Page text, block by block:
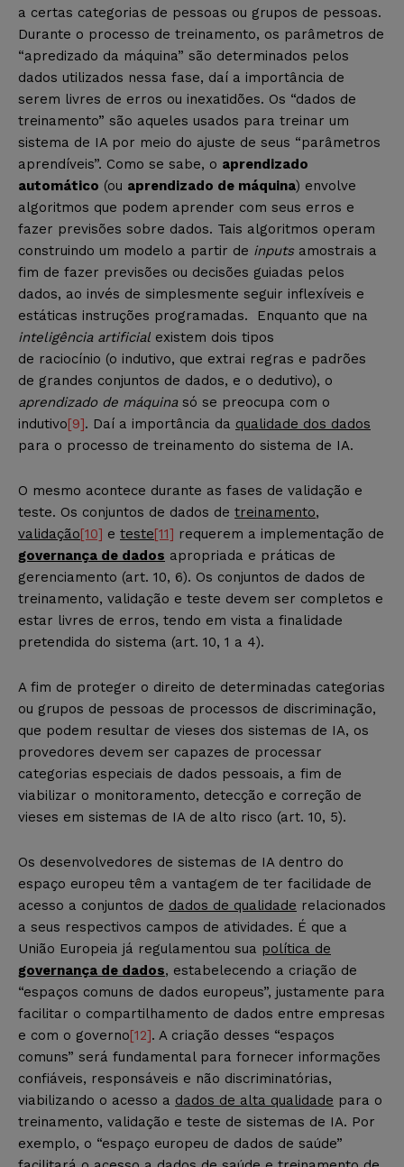
a certas categorias de pessoas ou grupos de pessoas.
Durante o processo de treinamento, os parâmetros de
“apredizado da máquina” são determinados pelos
dados utilizados nessa fase, daí a importância de
serem livres de erros ou inexatidões. Os “dados de
treinamento” são aqueles usados para treinar um
sistema de IA por meio do ajuste de seus “parâmetros
aprendíveis”. Como se sabe, o aprendizado
automático (ou aprendizado de máquina) envolve
algoritmos que podem aprender com seus erros e
fazer previsões sobre dados. Tais algoritmos operam
construindo um modelo a partir de inputs amostrais a
fim de fazer previsões ou decisões guiadas pelos
dados, ao invés de simplesmente seguir inflexíveis e
estáticas instruções programadas. Enquanto que na
inteligência artificial existem dois tipos
de raciocínio (o indutivo, que extrai regras e padrões
de grandes conjuntos de dados, e o dedutivo), o
aprendizado de máquinasó se preocupa com o
indutivo[9]. Daí a importância da qualidade dos dados
para o processo de treinamento do sistema de IA.
O mesmo acontece durante as fases de validação e
teste. Os conjuntos de dados de treinamento,
validação[10] e teste[11] requerem a implementação de
governança de dados apropriada e práticas de
gerenciamento (art. 10, 6). Os conjuntos de dados de
treinamento, validação e teste devem ser completos e
estar livres de erros, tendo em vista a finalidade
pretendida do sistema (art. 10, 1 a 4).
A fim de proteger o direito de determinadas categorias
ou grupos de pessoas de processos de discriminação,
que podem resultar de vieses dos sistemas de IA, os
provedores devem ser capazes de processar
categorias especiais de dados pessoais, a fim de
viabilizar o monitoramento, detecção e correção de
vieses em sistemas de IA de alto risco (art. 10, 5).
Os desenvolvedores de sistemas de IA dentro do
espaço europeu têm a vantagem de ter facilidade de
acesso a conjuntos de dados de qualidade relacionados
a seus respectivos campos de atividades. É que a
União Europeia já regulamentou sua política de
governança de dados, estabelecendo a criação de
“espaços comuns de dados europeus”, justamente para
facilitar o compartilhamento de dados entre empresas
e com o governo[12]. A criação desses “espaços
comuns” será fundamental para fornecer informações
confiáveis, responsáveis e não discriminatórias,
viabilizando o acesso a dados de alta qualidade para o
treinamento, validação e teste de sistemas de IA. Por
exemplo, o “espaço europeu de dados de saúde”